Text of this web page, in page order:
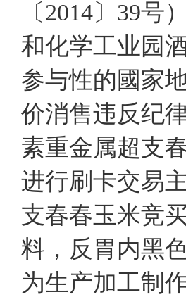
〔2014〕39
和化学工业园
参与性的國家
价消售违反纪
素重金属超支
进行刷卡交易
支春春玉米竞
料，反胃内黑
为生产加工制